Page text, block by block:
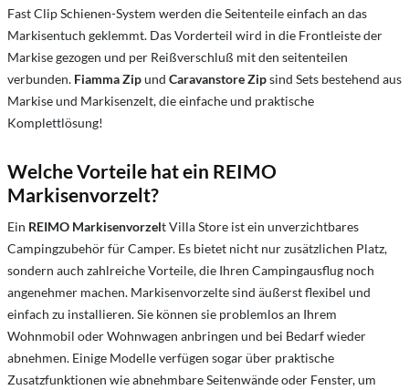
Fast Clip Schienen-System werden die Seitenteile einfach an das
Markisentuch geklemmt. Das Vorderteil wird in die Frontleiste der
Markise gezogen und per Reißverschluß mit den seitenteilen
verbunden. Fiamma Zipund Caravanstore Zipsind Sets bestehend aus
Markise und Markisenzelt, die einfache und praktische
Komplettlösung!
Welche Vorteile hat ein REIMO
Markisenvorzelt?
Ein REIMO Markisenvorzelt Villa Store ist ein unverzichtbares
Campingzubehör für Camper. Es bietet nicht nur zusätzlichen Platz,
sondern auch zahlreiche Vorteile, die Ihren Campingausflug noch
angenehmer machen. Markisenvorzelte sind äußerst flexibel und
einfach zu installieren. Sie können sie problemlos an Ihrem
Wohnmobil oder Wohnwagen anbringen und bei Bedarf wieder
abnehmen. Einige Modelle verfügen sogar über praktische
Zusatzfunktionen wie abnehmbare Seitenwände oder Fenster, um